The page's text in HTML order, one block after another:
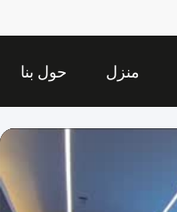
منزل حول بنا